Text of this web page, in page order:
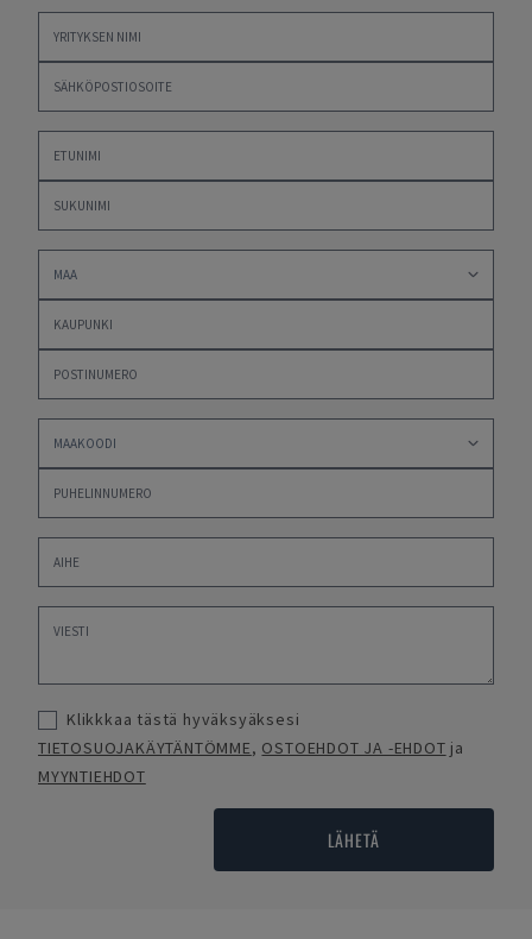
Klikkkaa tästä hyväksyäksesi
TIETOSUOJAKÄYTÄNTÖMME, OSTOEHDOT JA -EHDOT ja
MYYNTIEHDOT
LÄHETÄ